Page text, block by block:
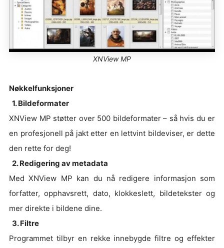
XNView MP
Nøkkelfunksjoner
1. Bildeformater
XNView MP støtter over 500 bildeformater – så hvis du er
en profesjonell på jakt etter en lettvint bildeviser, er dette
den rette for deg!
2. Redigering av metadata
Med XNView MP kan du nå redigere informasjon som
forfatter, opphavsrett, dato, klokkeslett, bildetekster og
mer direkte i bildene dine.
3. Filtre
Programmet tilbyr en rekke innebygde filtre og effekter